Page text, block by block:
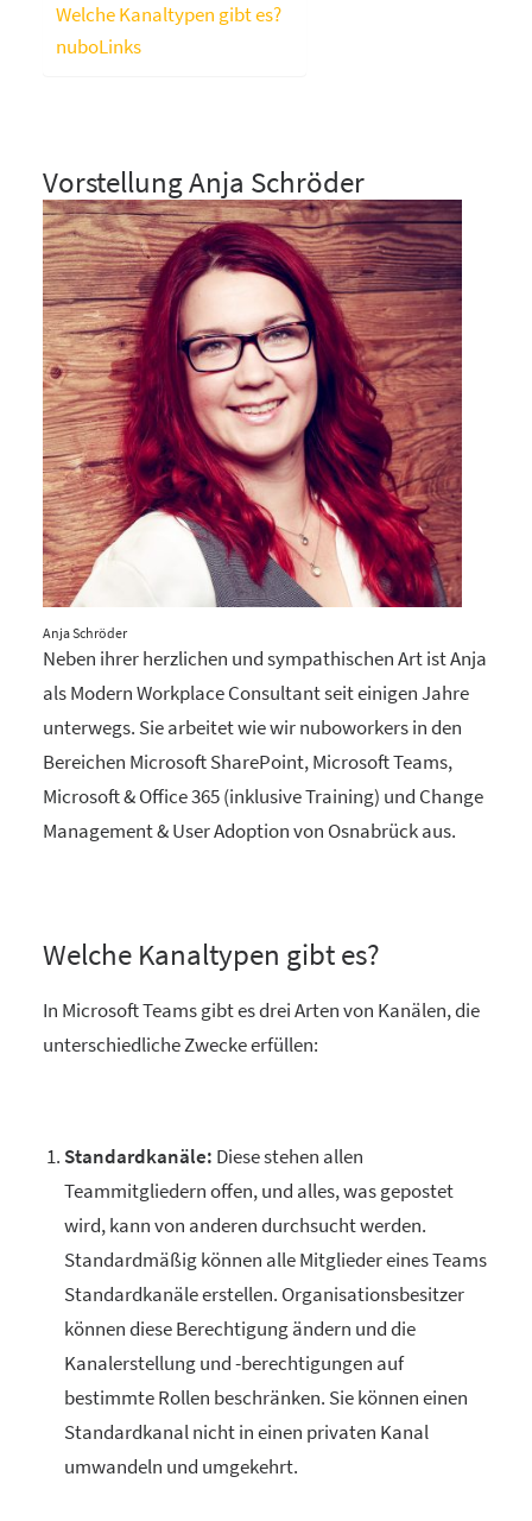
Welche Kanaltypen gibt es?
nuboLinks
Vorstellung Anja Schröder
Anja Schröder
Neben ihrer herzlichen und sympathischen Art ist Anja
als Modern Workplace Consultant seit einigen Jahre
unterwegs. Sie arbeitet wie wir nuboworkers in den
Bereichen Microsoft SharePoint, Microsoft Teams,
Microsoft & Office 365 (inklusive Training) und Change
Management & User Adoption von Osnabrück aus.
Welche Kanaltypen gibt es?
In Microsoft Teams gibt es drei Arten von Kanälen, die
unterschiedliche Zwecke erfüllen:
Standardkanäle: Diese stehen allen
Teammitgliedern offen, und alles, was gepostet
wird, kann von anderen durchsucht werden.
Standardmäßig können alle Mitglieder eines Teams
Standardkanäle erstellen. Organisationsbesitzer
können diese Berechtigung ändern und die
Kanalerstellung und -berechtigungen auf
bestimmte Rollen beschränken. Sie können einen
Standardkanal nicht in einen privaten Kanal
umwandeln und umgekehrt.